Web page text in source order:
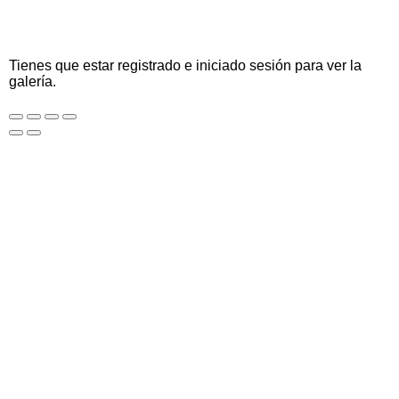
Tienes que estar registrado e iniciado sesión para ver la
galería.